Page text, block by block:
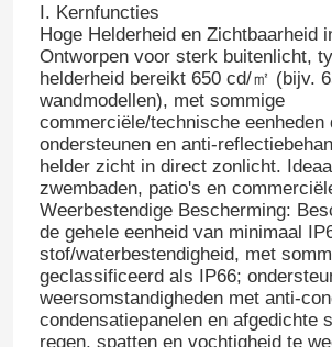
I. Kernfuncties
Hoge Helderheid en Zichtbaarheid
Ontworpen voor sterk buitenlicht,
helderheid bereikt 650 cd/㎡ (bijv.
wandmodellen), met sommige
commerciële/technische eenheden
ondersteunen en anti-
helder zicht in direct zonlicht.
zwembaden, patio's en
Weerbestendige Bescherming:
de gehele eenheid van minimaal
stof/waterbestendigheid, met
geclassificeerd als IP66;
weersomstandigheden met anti-
condensatiepanelen en afgedichte
regen, spatten en vochtigheid te